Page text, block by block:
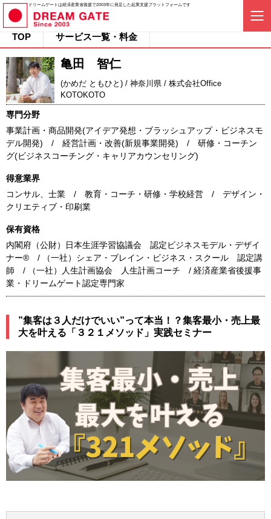
ドリームゲートは経済産業省後援で2003年に発足した起業支援プラットフォームです
TOP サービス一覧・料金
亀田 智仁
(かめだ ともひと) / 神奈川県 / 株式会社Office
KOTOKOTO
専門分野
事業計画・商品開発(アイデア発想・ブラッシュアップ・ビジネスモ
デル開発) / 経営計画・改善(新規事業開発) / 研修・コーチン
グ(ビジネスコーチング・キャリアカウンセリング)
得意業界
コンサル、士業 / 教育・コーチ・研修・学校経営 / デザイン・
クリエティブ・印刷業
保有資格
内閣府（公財）日本生涯学習協議会 認定ビジネスモデル・デザイ
ナー® / （一社）シェア・ブレイン・ビジネス・スクール 認定講
師 / （一社）人生計画協会 人生計画コーチ / 経済産業省後援事
業・ドリームゲート認定専門家
”集客は３人だけでいい”って本当！？集客最小・売上最
大を叶える「３２１メソッド」実践セミナー